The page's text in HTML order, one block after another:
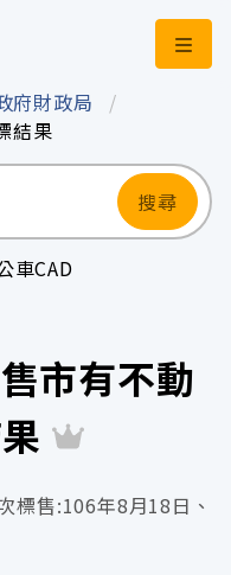
料開
府財政局
結果
搜尋
車CAD
市有不動
標售:106年8月18日、